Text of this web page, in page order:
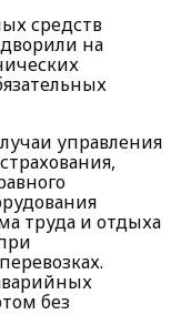
средств
на
управления
труда и отдыха
без